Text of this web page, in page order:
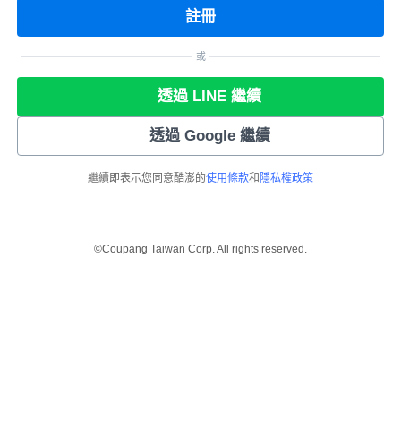
註冊
或
透過 LINE 繼續
透過 Google 繼續
繼續即表示您同意酷澎的使用條款和 隱私權政策
©Coupang Taiwan Corp. All rights reserved.